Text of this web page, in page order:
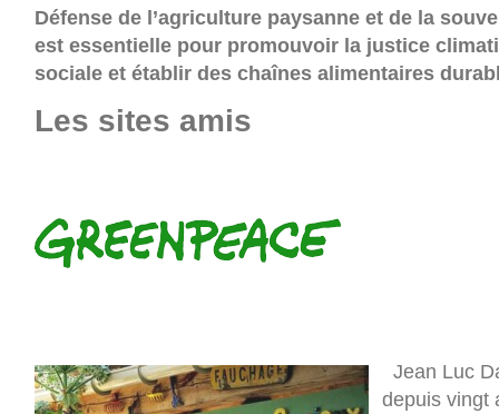
Défense de l’agriculture paysanne et de la
est essentielle pour promouvoir la justice
sociale et établir des chaînes alimentaires
Les sites amis
Jean Luc
depuis vingt